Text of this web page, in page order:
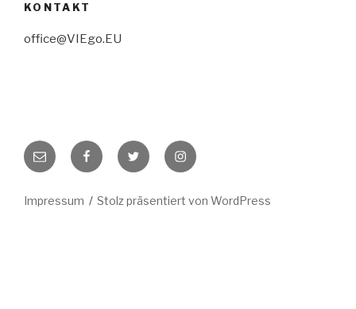
KONTAKT
office@VIEgo.EU
E-
Mail
FacebookTwitter Instagram
Impressum Stolz präsentiert von WordPress